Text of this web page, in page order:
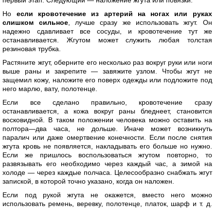
Но если кровотечение из артерий на ногах или руках
слишком сильное, лучше сразу же использовать жгут. Он
надежно сдавливает все сосуды, и кровотечение тут же
останавливается. Жгутом может служить любая толстая
резиновая трубка.
Растяните жгут, оберните его несколько раз вокруг руки или ноги
выше раны и закрепите — завяжите узлом. Чтобы жгут не
защемил кожу, наложите его поверх одежды или подложите под
него марлю, вату, полотенце.
Если все сделано правильно, кровотечение сразу
останавливается, а кожа вокруг раны бледнеет, становится
восковидной. В таком положении человека можно оставить на
полтора—два часа, не дольше. Иначе может возникнуть
паралич или даже омертвение конечности. Если после снятия
жгута кровь не появляется, накладывать его больше но нужно.
Если же пришлось воспользоваться жгутом повторно, то
развязывать его необходимо через каждый час, а зимой на
холоде — через каждые полчаса. Целесообразно снабжать жгут
запиской, в которой точно указано, когда он наложен.
Если под рукой жгута не окажется, вместо него можно
использовать ремень, веревку, полотенце, платок, шарф и т. д.